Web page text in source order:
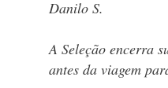
Danilo S.
A Seleção encerra
antes da viagem